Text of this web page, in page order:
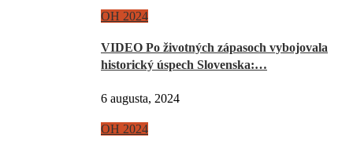
OH 2024
VIDEO Po životných zápasoch vybojovala
historický úspech Slovenska:…
6 augusta, 2024
OH 2024